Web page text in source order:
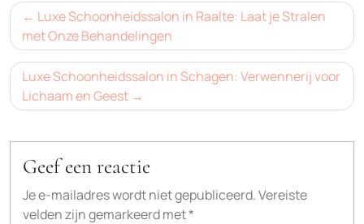
Bericht
navigatie
Luxe Schoonheidssalon in Raalte: Laat je Stralen
met Onze Behandelingen
Luxe Schoonheidssalon in Schagen: Verwennerij voor
Lichaam en Geest
Geef een reactie
Je e-mailadres wordt niet gepubliceerd.Vereiste
velden zijn gemarkeerd met*